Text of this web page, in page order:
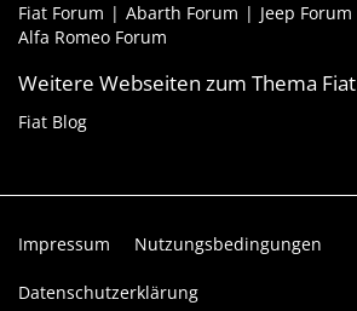
Fiat Forum Abarth Forum Jeep Forum
Alfa Romeo Forum
Weitere Webseiten zum Thema Fiat
Fiat Blog
Impressum Nutzungsbedingungen
Datenschutzerklärung